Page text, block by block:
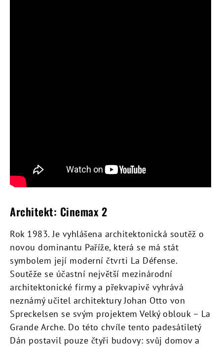
Architekt: Cinemax 2
Rok 1983. Je vyhlášena architektonická soutěž o
novou dominantu Paříže, která se má stát
symbolem její moderní čtvrti La Défense.
Soutěže se účastní největší mezinárodní
architektonické firmy a překvapivě vyhrává
neznámý učitel architektury Johan Otto von
Spreckelsen se svým projektem Velký oblouk – La
Grande Arche. Do této chvíle tento padesátiletý
Dán postavil pouze čtyři budovy: svůj domov a